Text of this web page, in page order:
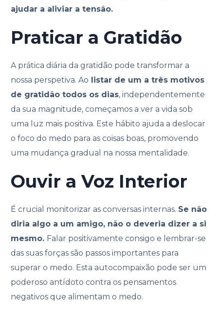
ajudar a aliviar a tensão.
Praticar a Gratidão
A prática diária da gratidão pode transformar a
nossa perspetiva. Ao listar de um a três motivos
de gratidão todos os dias, independentemente
da sua magnitude, começamos a ver a vida sob
uma luz mais positiva. Este hábito ajuda a deslocar
o foco do medo para as coisas boas, promovendo
uma mudança gradual na nossa mentalidade.
Ouvir a Voz Interior
É crucial monitorizar as conversas internas. Se não
diria algo a um amigo, não o deveria dizer a si
mesmo. Falar positivamente consigo e lembrar-se
das suas forças são passos importantes para
superar o medo. Esta autocompaixão pode ser um
poderoso antídoto contra os pensamentos
negativos que alimentam o medo.